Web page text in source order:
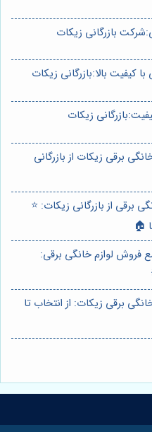
بازرگانی زیکات
کیفیت بالا:بازرگانی زیکات
زیکات
برقی زیکات از بازرگانی
برقی از بازرگانی زیکات: ⭐️
🏠
فروش لوازم خانگی برقی:
برقی زیکات: از انتخاب تا